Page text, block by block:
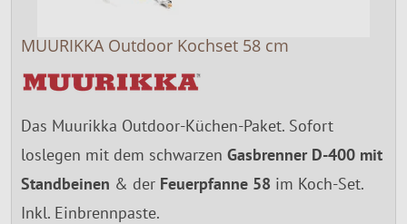
MUURIKKA Outdoor Kochset 58 cm
Das Muurikka Outdoor-Küchen-Paket. Sofort
loslegen mit dem schwarzen Gasbrenner D-400 mit
Standbeinen & der Feuerpfanne 58 im Koch-Set.
Inkl. Einbrennpaste.